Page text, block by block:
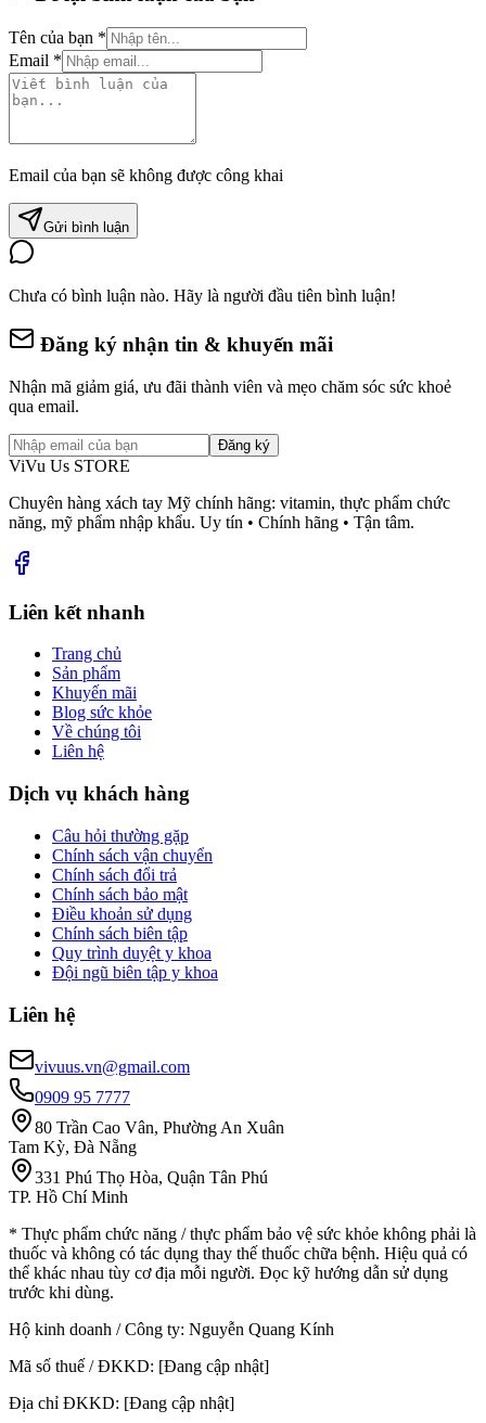
Tên của bạn *
Email *
Email của bạn sẽ không được công khai
Gửi bình luận
Chưa có bình luận nào. Hãy là người đầu tiên bình luận!
Đăng ký nhận tin & khuyến mãi
Nhận mã giảm giá, ưu đãi thành viên và mẹo chăm sóc sức khoẻ
qua email.
Đăng ký
ViVu Us STORE
Chuyên hàng xách tay Mỹ chính hãng: vitamin, thực phẩm chức
năng, mỹ phẩm nhập khẩu. Uy tín • Chính hãng • Tận tâm.
Liên kết nhanh
Trang chủ
Sản phẩm
Khuyến mãi
Blog sức khỏe
Về chúng tôi
Liên hệ
Dịch vụ khách hàng
Câu hỏi thường gặp
Chính sách vận chuyển
Chính sách đổi trả
Chính sách bảo mật
Điều khoản sử dụng
Chính sách biên tập
Quy trình duyệt y khoa
Đội ngũ biên tập y khoa
Liên hệ
vivuus.vn@gmail.com
0909 95 7777
80 Trần Cao Vân, Phường An Xuân
Tam Kỳ, Đà Nẵng
331 Phú Thọ Hòa, Quận Tân Phú
TP. Hồ Chí Minh
* Thực phẩm chức năng / thực phẩm bảo vệ sức khỏe không phải là
thuốc và không có tác dụng thay thế thuốc chữa bệnh. Hiệu quả có
thể khác nhau tùy cơ địa mỗi người. Đọc kỹ hướng dẫn sử dụng
trước khi dùng.
Hộ kinh doanh / Công ty: Nguyễn Quang Kính
Mã số thuế / ĐKKD: [Đang cập nhật]
Địa chỉ ĐKKD: [Đang cập nhật]